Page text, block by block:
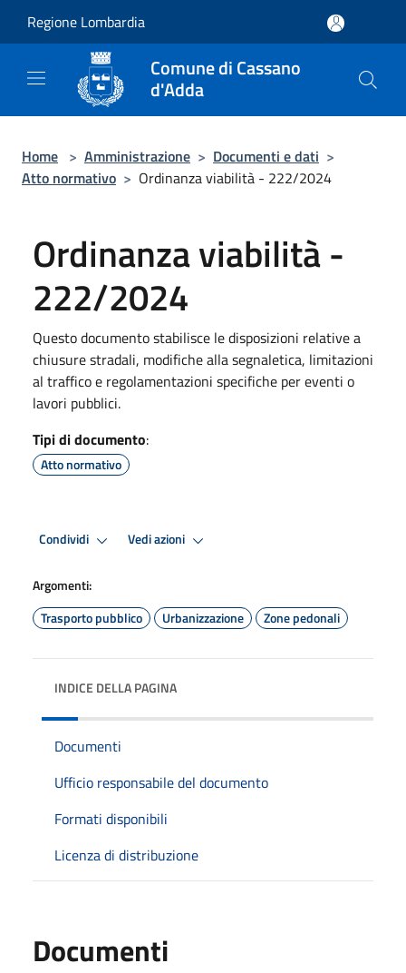
Regione Lombardia
Comune di Cassano
d'Adda
Home > Amministrazione > Documenti e dati >
Atto normativo > Ordinanza viabilità - 222/2024
Ordinanza viabilità -
222/2024
Questo documento stabilisce le disposizioni relative a
chiusure stradali, modifiche alla segnaletica, limitazioni
al traffico e regolamentazioni specifiche per eventi o
lavori pubblici.
Tipi di documento:
Atto normativo
Condividi Vedi azioni
Argomenti:
Trasporto pubblico
Urbanizzazione Zone pedonali
INDICE DELLA PAGINA
Documenti
Ufficio responsabile del documento
Formati disponibili
Licenza di distribuzione
Documenti